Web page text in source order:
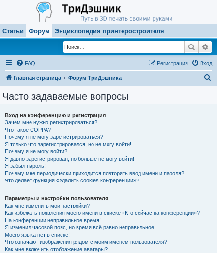
Статьи Форум Энциклопедия принтеростроителя
Поиск
FAQ Вход
Регистрация
Главная страница Форум ТриДэшника
Часто задаваемые вопросы
Вход на конференцию и регистрация
Зачем мне нужно регистрироваться?
Что такое COPPA?
Почему я не могу зарегистрироваться?
Я только что зарегистрировался, но не могу войти!
Почему я не могу войти?
Я давно зарегистрирован, но больше не могу войти!
Я забыл пароль!
Почему мне периодически приходится повторять ввод имени и пароля?
Что делает функция «Удалить cookies конференции»?
Параметры и настройки пользователя
Как мне изменить мои настройки?
Как избежать появления моего имени в списке «Кто сейчас на конференции»?
На конференции неправильное время!
Я изменил часовой пояс, но время всё равно неправильное!
Моего языка нет в списке!
Что означают изображения рядом с моим именем пользователя?
Как мне включить отображение аватары?